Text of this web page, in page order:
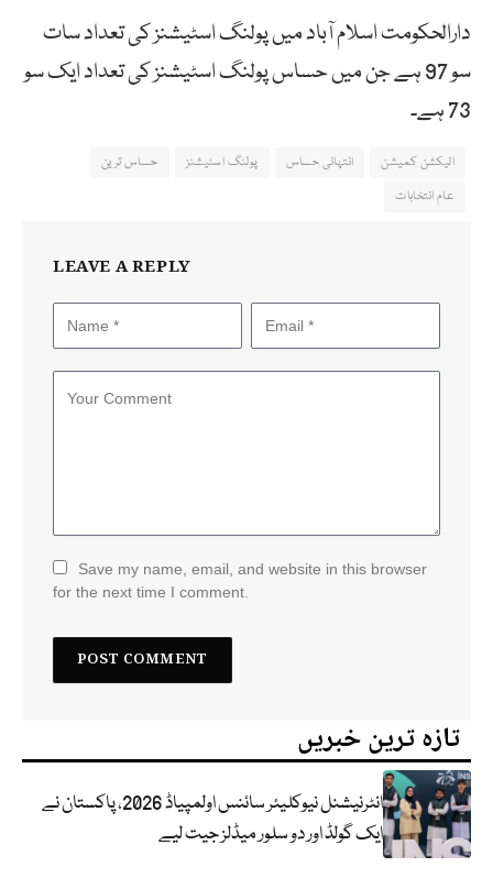
دارالحکومت اسلام آباد میں پولنگ اسٹیشنز کی تعداد سات
سو 97 ہے جن میں حساس پولنگ اسٹیشنز کی تعداد ایک سو
73 ہے۔
الیکشن کمیشن انتہائی حساس پولنگ اسٹیشنز
حساس ترین
عام انتخابات
LEAVE A REPLY
Save my name, email, and website in this browser
for the next time I comment.
تازہ ترین خبریں
انٹرنیشنل نیوکلیئر سائنس اولمپیاڈ 2026، پاکستان نے
ایک گولڈ اور دو سلور میڈلز جیت لیے